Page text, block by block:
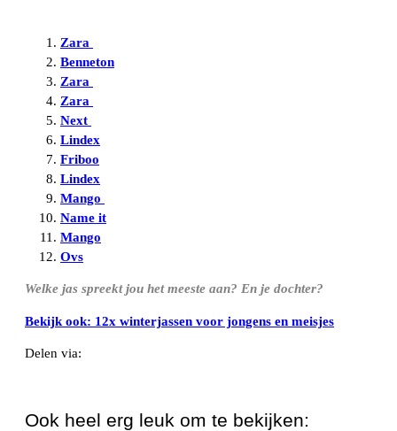
Zara
Benneton
Zara
Zara
Next
Lindex
Friboo
Lindex
Mango
Name it
Mango
Ovs
Welke jas spreekt jou het meeste aan? En je dochter?
Bekijk ook: 12x winterjassen voor jongens en meisjes
Delen via:
Ook heel erg leuk om te bekijken: